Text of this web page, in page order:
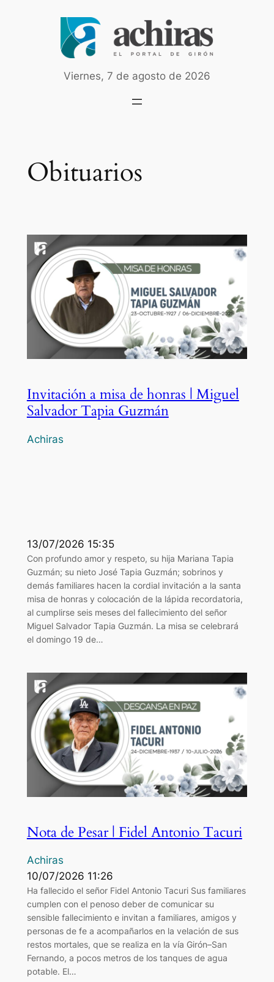
Viernes, 7 de agosto de 2026
Obituarios
Invitación a misa de honras | Miguel
Salvador Tapia Guzmán
Achiras
13/07/2026 15:35
Con profundo amor y respeto, su hija Mariana Tapia
Guzmán; su nieto José Tapia Guzmán; sobrinos y
demás familiares hacen la cordial invitación a la santa
misa de honras y colocación de la lápida recordatoria,
al cumplirse seis meses del fallecimiento del señor
Miguel Salvador Tapia Guzmán. La misa se celebrará
el domingo 19 de…
Nota de Pesar | Fidel Antonio Tacuri
Achiras
10/07/2026 11:26
Ha fallecido el señor Fidel Antonio Tacuri Sus familiares
cumplen con el penoso deber de comunicar su
sensible fallecimiento e invitan a familiares, amigos y
personas de fe a acompañarlos en la velación de sus
restos mortales, que se realiza en la vía Girón–San
Fernando, a pocos metros de los tanques de agua
potable. El…